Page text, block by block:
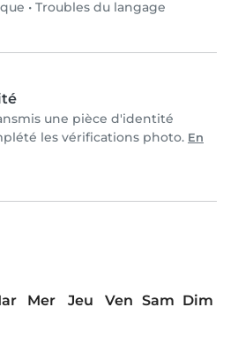
• Troubles du langage
une pièce d'identité
les vérifications photo. En
Mer Jeu Ven Sam Dim